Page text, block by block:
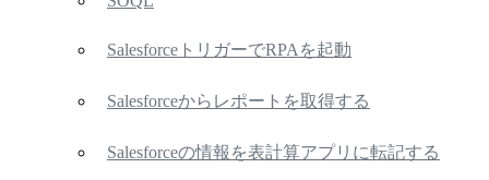
SalesforceトリガーでRPAを起動
Salesforceからレポートを取得する
Salesforceの情報を表計算アプリに転記する